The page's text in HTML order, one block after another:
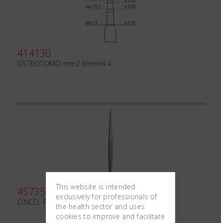
414130
OSTEOTOMO mm2.8/mm4.4
457350
CINCEL PARTSCH mm170*5
This website is intended
exclusively for professionals of
the health sector and uses
cookies to improve and facilitate